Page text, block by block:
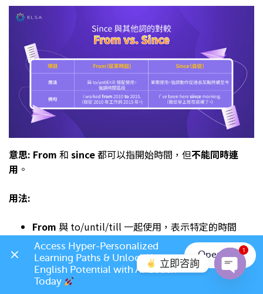
意思: From 和 since都可以指開始時間，但不能同時連
用 。
用法:
From 與 to/until/till 一起使用，表示特定的時間
段。
Since用來表示某事在過去某個時間點開始。
立即咨詢
1
Access Hyper-Personalized
Learning Paths & Unlock Your
English Potential with AI Coach
Today
Open App